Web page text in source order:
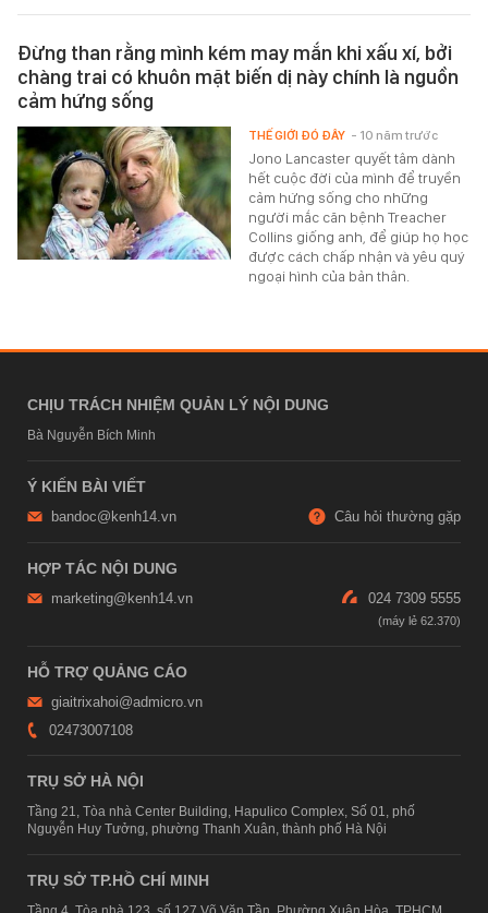
Đừng than rằng mình kém may mắn khi xấu xí, bởi
chàng trai có khuôn mặt biến dị này chính là nguồn
cảm hứng sống
Jono Lancaster quyết tâm dành
hết cuộc đời của mình để truyền
cảm hứng sống cho những
người mắc căn bệnh Treacher
Collins giống anh, để giúp họ học
được cách chấp nhận và yêu quý
ngoại hình của bản thân.
THẾ GIỚI ĐÓ ĐÂY - 10 năm trước
CHỊU TRÁCH NHIỆM QUẢN LÝ NỘI DUNG
Bà Nguyễn Bích Minh
Ý KIẾN BÀI VIẾT
bandoc@kenh14.vn Câu hỏi thường gặp
HỢP TÁC NỘI DUNG
marketing@kenh14.vn 024 7309 5555
HỖ TRỢ QUẢNG CÁO
giaitrixahoi@admicro.vn
02473007108
TRỤ SỞ HÀ NỘI
Tầng 21, Tòa nhà Center Building, Hapulico Complex, Số 01, phố
Nguyễn Huy Tưởng, phường Thanh Xuân, thành phố Hà Nội
TRỤ SỞ TP.HỒ CHÍ MINH